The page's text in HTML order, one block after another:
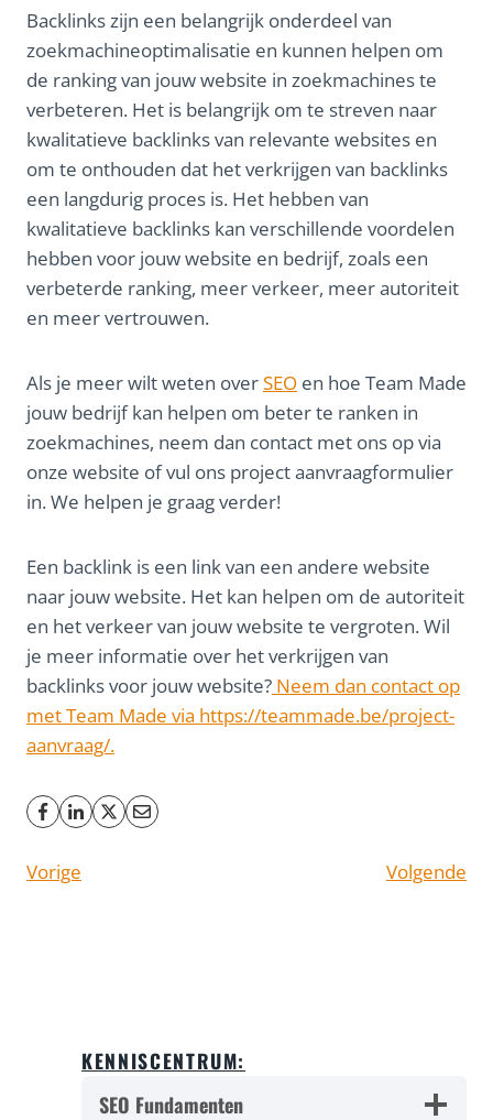
Backlinks zijn een belangrijk onderdeel van
zoekmachineoptimalisatie en kunnen helpen om
de ranking van jouw website in zoekmachines te
verbeteren. Het is belangrijk om te streven naar
kwalitatieve backlinks van relevante websites en
om te onthouden dat het verkrijgen van backlinks
een langdurig proces is. Het hebben van
kwalitatieve backlinks kan verschillende voordelen
hebben voor jouw website en bedrijf, zoals een
verbeterde ranking, meer verkeer, meer autoriteit
en meer vertrouwen.
Als je meer wilt weten overSEO en hoe Team Made
jouw bedrijf kan helpen om beter te ranken in
zoekmachines, neem dan contact met ons op via
onze website of vul ons project aanvraagformulier
in. We helpen je graag verder!
Een backlink is een link van een andere website
naar jouw website. Het kan helpen om de autoriteit
en het verkeer van jouw website te vergroten. Wil
je meer informatie over het verkrijgen van
backlinks voor jouw website? Neem dan contact op
met Team Made via https://teammade.be/project-
aanvraag/.
Vorige Volgende
KENNISCENTRUM:
SEO Fundamenten